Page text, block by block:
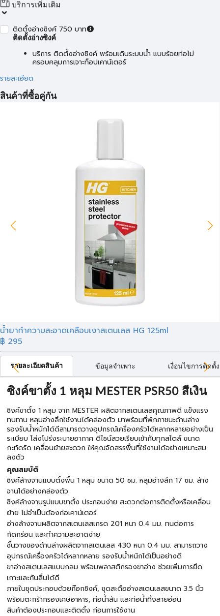
บริการเพิ่มเติม
ติดตั้งอ่างซิงค์ 750 บาท
ติดตั้งอ่างซิงค์
บริการ ติดตั้งอ่างซิงค์ พร้อมเดินระบบน้ำ แบบร้อยท่อไม่
ครอบคลุมการเจาะท็อปเคาน์เตอร์
รายละเอียด
สินค้าที่ซื้อคู่กัน
น้ำยาทำความสะอาดเคลือบเงาสเตนเลส HG 125ml
฿ 295
รายละเอียดสินค้า ข้อมูลจำเพาะ เงื่อนไขการติดตั้ง
ซิงค์ขาตั้ง 1 หลุม MESTER PSR50 สีเงิน
ซิงค์ขาตั้ง 1 หลุม จาก MESTER ผลิตจากสเตนเลสคุณภาพดี แข็งแรง
ทนทาน หลุมอ่างลึกใช้งานได้คล่องตัว มาพร้อมที่พักภาชนะด้านล่าง
รองรับน้ำหนักได้ดีสามารถวางอุปกรณ์เครื่องครัวได้หลากหลายอย่างเป็น
ระเบียบ โล่งโปร่งระบายอากาศ ดีไซน์สวยเรียบเข้ากับทุกสไตล์ ขนาด
กะทัดรัด เคลื่อนย้ายสะดวก ให้คุณจัดสรรพื้นที่ใช้งานได้อย่างเหมาะสม
ลงตัว
คุณสมบัติ
ซิงค์ล้างจานแบบตั้งพื้น 1 หลุม ขนาด 50 ซม. หลุมอ่างลึก 17 ซม. ล้าง
จานได้อย่างคล่องตัว
ซิงค์ล้างจานรูปแบบขาตั้ง ประกอบง่าย สะดวกต่อการติดตั้งหรือเคลื่อน
ย้าย ไม่จำเป็นต้องก่อเคาน์เตอร์
อ่างล้างจานผลิตจากสเตนเลสเกรด 201 หนา 0.4 มม. ทนต่อการ
กัดกร่อน และทำความสะอาดง่าย
ชั้นวางของด้านล่างผลิตจากสเตนเลส 430 หนา 0.4 มม. สามารถวาง
อุปกรณ์เครื่องครัวได้หลากหลาย รองรับน้ำหนักได้เป็นอย่างดี
ขาอ่างสเตนเลสแบบกลม พร้อมพลาสติกรองขาอ่าง ช่วยเพิ่มการยึด
เกาะและกันลื่นได้ดี
ภายในชุดประกอบด้วยก๊อกซิงค์, ชุดสะดืออ่างสเตนเลสขนาด 3.5 นิ้ว
พร้อมตะกร้ากรองเศษอาหาร, ท่อน้ำล้น และท่อน้ำทิ้งสายอ่อน
สินค้าต้องประกอบและติดตั้ง ก่อนการใช้งาน